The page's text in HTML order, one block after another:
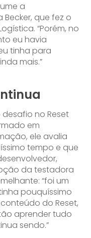
a
que fez o
“Porém, no
eu havia
tinha para
mais.”
desafio no Reset
em
ele avalia
tempo e que
da testadora
“foi um
pouquíssimo
do Reset,
aprender tudo
sendo.”